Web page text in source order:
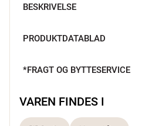
BESKRIVELSE
Badekåben fra PIP Studio , og skab
eller bodylotion.
Giver hverdagsforkælelse
Lækker og blød at have på
PRODUKTDATABLAD
*FRAGT OG BYTTESERVICE
VAREN FINDES I